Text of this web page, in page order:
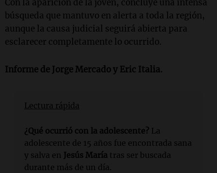
Con la aparición de la joven, concluye una intensa
búsqueda que mantuvo en alerta a toda la región,
aunque la causa judicial seguirá abierta para
esclarecer completamente lo ocurrido.
Informe de Jorge Mercado y Eric Italia.
Lectura rápida
¿Qué ocurrió con la adolescente? La
adolescente de 15 años fue encontrada sana
y salva en Jesús María tras ser buscada
durante más de un día.